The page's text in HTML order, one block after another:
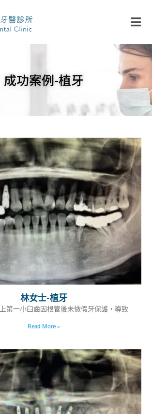
成功案例-植牙
林女士-植牙
第一小臼齒因根管後未做假牙保護，導致
Read More »